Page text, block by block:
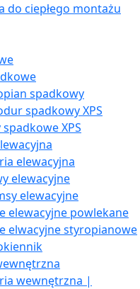
do ciepłego montażu
spadkowy
spadkowy XPS
spadkowe XPS
elewacyjna
elewacyjne
elewacyjne
elewacyjne powlekane
elwacyjne styropianowe
wewnętrzna |